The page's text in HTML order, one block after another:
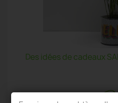
Des idées de cadeaux